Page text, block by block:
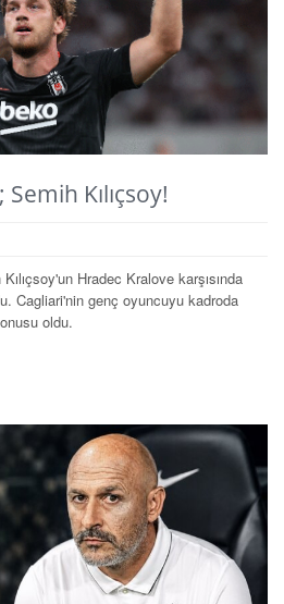
Kılıçsoy!
Hradec Kralove karşısında
Cagliari'nin genç oyuncuyu kadroda
oldu.